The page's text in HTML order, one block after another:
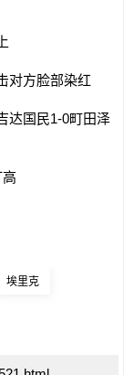
对方脸部染红
达国民1-0町田泽
埃里克